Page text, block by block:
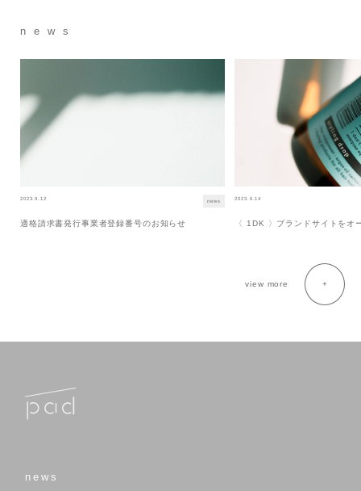
news
2023.9.12 news
適格請求書発行事業者登録番号のお知らせ
2023.6.14
〈 1DK 〉ブランドサイトをオ
view more
news